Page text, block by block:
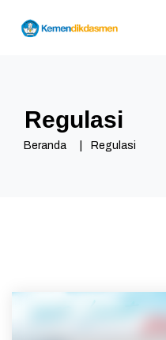
Regulasi
Beranda Regulasi